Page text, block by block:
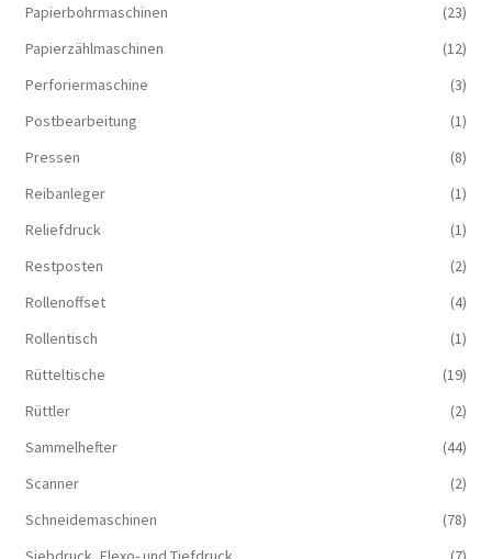
Papierbohrmaschinen
(23)
Papierzählmaschinen
(12)
Perforiermaschine
(3)
Postbearbeitung
(1)
Pressen
(8)
Reibanleger
(1)
Reliefdruck
(1)
Restposten
(2)
Rollenoffset
(4)
Rollentisch
(1)
Rütteltische
(19)
Rüttler
(2)
Sammelhefter
(44)
Scanner
(2)
Schneidemaschinen
(78)